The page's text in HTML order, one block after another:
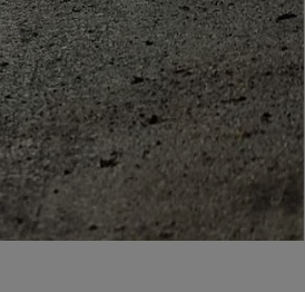
Toyota finanszírozás
Kiemelt ajánlataink